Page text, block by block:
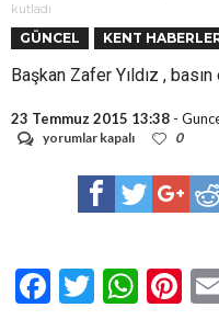
kutladı
GÜNCEL KENT
Başkan Zafer Yıldız ,
23 Temmuz 2015 13:38 -
Başkan
için
yorumlar kapalı 0
Facebook
Twitter